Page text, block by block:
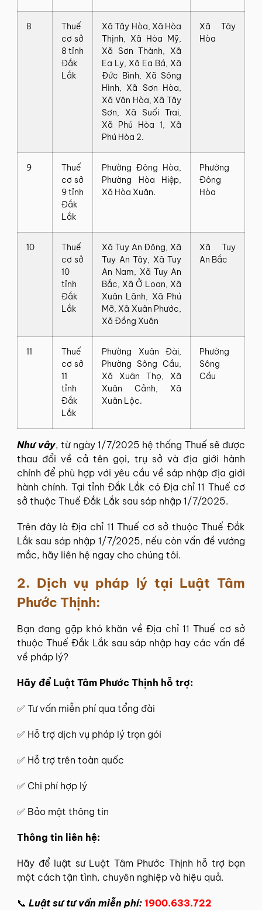
8
Thuế
cơ sở
8 tỉnh
Đắk
Lắk
Xã Tây Hòa, Xã Hòa
Thịnh, Xã Hòa Mỹ,
Xã Sơn Thành, Xã
Ea Ly, Xã Ea Bá, Xã
Đức Bình, Xã Sông
Hình, Xã Sơn Hòa,
Xã Vân Hòa, Xã Tây
Sơn, Xã Suối Trai,
Xã Phú Hòa 1, Xã
Phú Hòa 2.
Xã Tây
Hòa
9
Thuế
cơ sở
9 tỉnh
Đắk
Lắk
Phường Đông Hòa,
Phường Hòa Hiệp,
Xã Hòa Xuân.
Phường
Đông
Hòa
10
Thuế
cơ sở
10
tỉnh
Đắk
Lắk
Xã Tuy An Đông, Xã
Tuy An Tây, Xã Tuy
An Nam, Xã Tuy An
Bắc, Xã Ở Loan, Xã
Xuân Lãnh, Xã Phú
Mỡ, Xã Xuân Phước,
Xã Đồng Xuân
Xã Tuy
An Bắc
11
Thuế
cơ sở
11
tỉnh
Đắk
Lắk
Phường Xuân Đài,
Phường Sông Cầu,
Xã Xuân Thọ, Xã
Xuân Cảnh, Xã
Xuân Lộc.
Phường
Sông
Cầu
Như vây, từ ngày 1/7/2025 hệ thống Thuế sẽ được
thau đổi về cả tên gọi, trụ sở và địa giới hành
chính để phù hợp với yêu cầu về sáp nhập địa giới
hành chính. Tại tỉnh Đắk Lắk có Địa chỉ 11 Thuế cơ
sở thuộc Thuế Đắk Lắk sau sáp nhập 1/7/2025.
Trên đây là Địa chỉ 11 Thuế cơ sở thuộc Thuế Đắk
Lắk sau sáp nhập 1/7/2025, nếu còn vấn đề vướng
mắc, hãy liên hệ ngay cho chúng tôi.
2. Dịch vụ pháp lý tại Luật Tâm
Phước Thịnh:
Bạn đang gặp khó khăn về Địa chỉ 11 Thuế cơ sở
thuộc Thuế Đắk Lắk sau sáp nhập hay các vấn đề
về pháp lý?
Hãy để Luật Tâm Phước Thịnh hỗ trợ:
✅ Tư vấn miễn phí qua tổng đài
✅ Hỗ trợ dịch vụ pháp lý trọn gói
✅ Hỗ trợ trên toàn quốc
✅ Chi phí hợp lý
✅ Bảo mật thông tin
Thông tin liên hệ:
Hãy để luật sư Luật Tâm Phước Thịnh hỗ trợ bạn
một cách tận tình, chuyên nghiệp và hiệu quả.
📞 Luật sư tư vấn miễn phí: 1900.633.722